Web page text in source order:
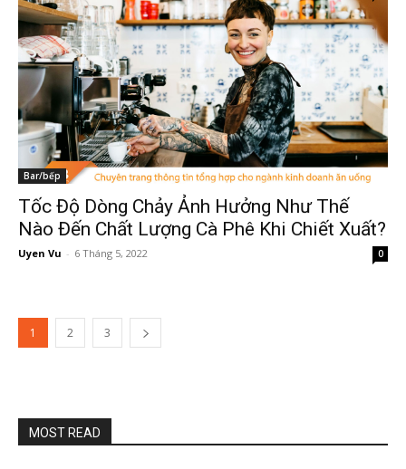
Bar/bếp
Tốc Độ Dòng Chảy Ảnh Hưởng Như Thế
Nào Đến Chất Lượng Cà Phê Khi Chiết Xuất?
Uyen Vu - 6 Tháng 5, 2022 0
1 2 3
MOST READ